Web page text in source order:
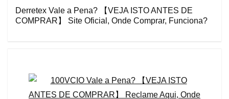
Derretex Vale a Pena? 【VEJA ISTO ANTES DE
COMPRAR】 Site Oficial, Onde Comprar, Funciona?